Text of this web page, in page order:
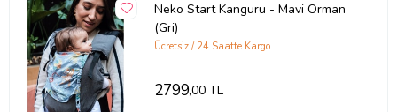
Neko Start Kanguru - Mavi Orman
(Gri)
Ücretsiz / 24 Saatte Kargo
2799,00 TL